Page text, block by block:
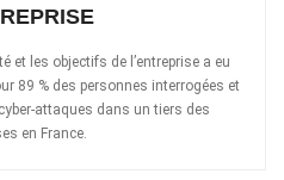
et les objectifs de l’entreprise a eu
89 % des personnes interrogées et
attaques dans un tiers des
en France.